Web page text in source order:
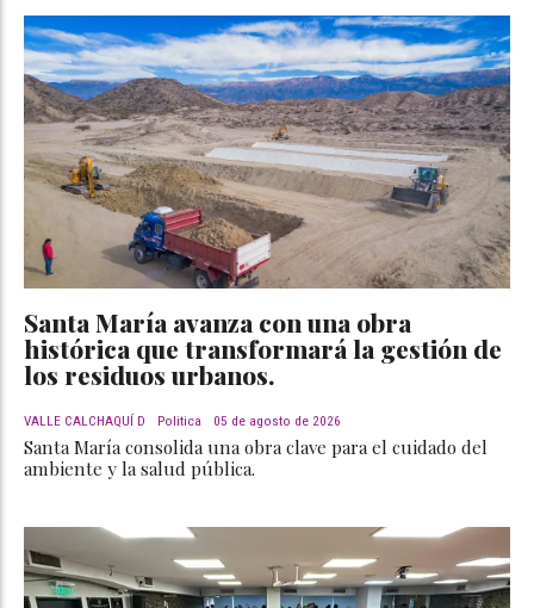
Santa María avanza con una obra
histórica que transformará la gestión de
los residuos urbanos.
VALLE CALCHAQUÍ D Politica 05 de agosto de 2026
Santa María consolida una obra clave para el cuidado del
ambiente y la salud pública.